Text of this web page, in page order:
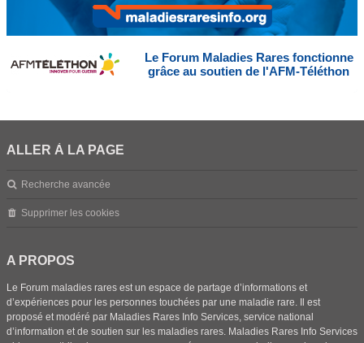
Le Forum Maladies Rares fonctionne
grâce au soutien de l'AFM-Téléthon
ALLER À LA PAGE
Recherche avancée
Supprimer les cookies
A PROPOS
Le Forum maladies rares est un espace de partage d’informations et
d’expériences pour les personnes touchées par une maladie rare. Il est
proposé et modéré par Maladies Rares Info Services, service national
d’information et de soutien sur les maladies rares. Maladies Rares Info Services